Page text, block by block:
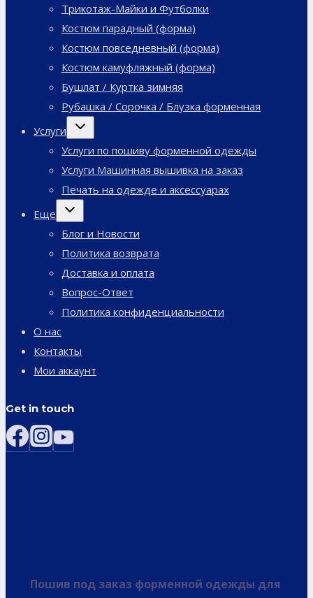
Трикотаж-Майки и Футболки
Костюм парадный (форма)
Костюм повседневный (форма)
Костюм камуфляжный (форма)
Бушлат / Куртка зимняя
Рубашка / Сорочка / Блузка форменная
Услуги
Переключить
дочернее
Услуги по пошиву форменной одежды
Услуги Машинная вышивка на заказ
Печать на одежде и аксессуарах
Еще
Переключить
дочернее
Блог и Новости
Политика возврата
Доставка и оплата
Вопрос-Ответ
Политика конфиденциальности
О нас
Контакты
Мои аккаунт
Get in touch
Пошив под заказ форменной одежды для